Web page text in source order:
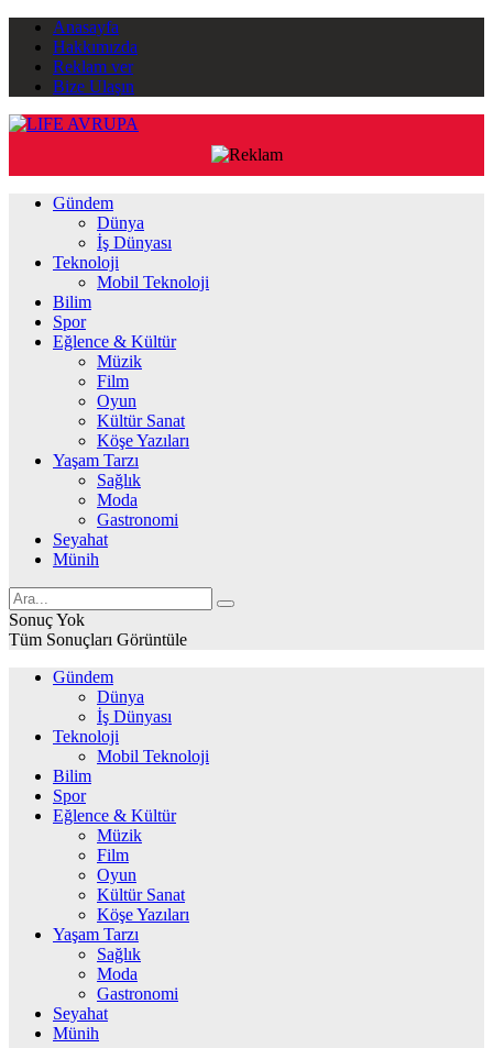
Anasayfa
Hakkımızda
Reklam ver
Bize Ulaşın
Gündem
Dünya
İş Dünyası
Teknoloji
Mobil Teknoloji
Bilim
Spor
Eğlence & Kültür
Müzik
Film
Oyun
Kültür Sanat
Köşe Yazıları
Yaşam Tarzı
Sağlık
Moda
Gastronomi
Seyahat
Münih
Sonuç Yok
Tüm Sonuçları Görüntüle
Gündem
Dünya
İş Dünyası
Teknoloji
Mobil Teknoloji
Bilim
Spor
Eğlence & Kültür
Müzik
Film
Oyun
Kültür Sanat
Köşe Yazıları
Yaşam Tarzı
Sağlık
Moda
Gastronomi
Seyahat
Münih